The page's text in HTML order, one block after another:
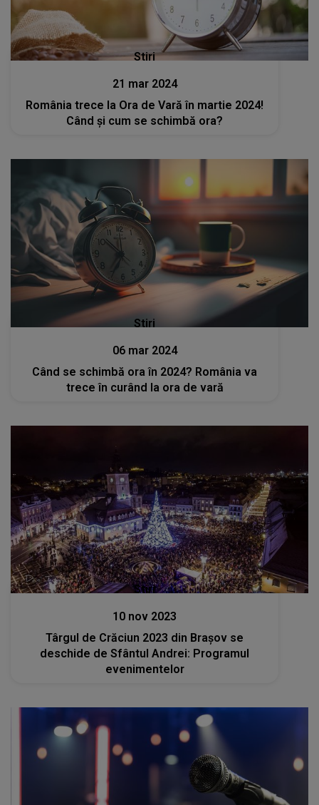
Stiri
21 mar 2024
România trece la Ora de Vară în martie 2024!
Când și cum se schimbă ora?
Stiri
06 mar 2024
Când se schimbă ora în 2024? România va
trece în curând la ora de vară
Stiri
10 nov 2023
Târgul de Crăciun 2023 din Brașov se
deschide de Sfântul Andrei: Programul
evenimentelor